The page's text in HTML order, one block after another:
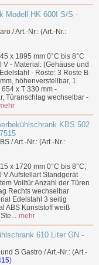
Modell HK 600I S/S -
/ Art.-Nr.: (Art.-Nr.:
x 1895 mm 0°C bis 8°C
V - Material: (Gehäuse und
- Roste: 3 Roste B
höhenverstellbar, 1
654 x T 330 mm -
Türanschlag wechselbar -
KBS 502
/ Art.-Nr.: (Art.-Nr.:
x 1720 mm 0°C bis 8°C,
V Aufstellart Standgerät
Volltür Anzahl der Türen
Rechts wechselbar
Edelstahl 3 seitig
ABS Kunststoff weiß
mehr
610 Liter GN -
S Gastro / Art.-Nr.: (Art.-
)